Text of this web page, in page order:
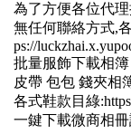
為了方便各位代
無任何聯絡方式,
ps://
批量服飾下載相簿
皮帶 包包 錢夾相
各式鞋款目綠
一鍵下載微商相